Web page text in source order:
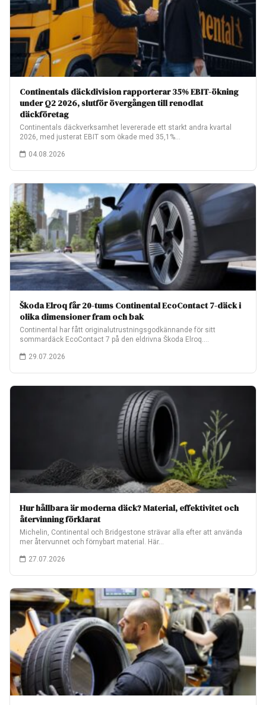
Continentals däckdivision rapporterar 35% EBIT-ökning
under Q2 2026, slutför övergången till renodlat
däckföretag
Continentals däckverksamhet levererade ett starkt andra kvartal
2026, med justerat EBIT som ökade med 35,1%…
04.08.2026
Škoda Elroq får 20-tums Continental EcoContact 7-däck i
olika dimensioner fram och bak
Continental har fått originalutrustningsgodkännande för sitt
sommardäck EcoContact 7 på den eldrivna Škoda Elroq.
29.07.2026
Hur hållbara är moderna däck? Material, effektivitet och
återvinning förklarat
Michelin, Continental och Bridgestone strävar alla efter att använda
mer återvunnet och förnybart material. Här…
27.07.2026